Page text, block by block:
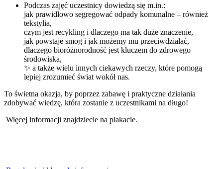
Podczas zajęć uczestnicy dowiedzą się m.in.:
jak prawidłowo segregować odpady komunalne – również
tekstylia,
czym jest recykling i dlaczego ma tak duże znaczenie,
jak powstaje smog i jak możemy mu przeciwdziałać,
dlaczego bioróżnorodność jest kluczem do zdrowego
środowiska,
✨ a także wielu innych ciekawych rzeczy, które pomogą
lepiej zrozumieć świat wokół nas.
To świetna okazja, by poprzez zabawę i praktyczne działania
zdobywać wiedzę, która zostanie z uczestnikami na długo!
Więcej informacji znajdziecie na plakacie.